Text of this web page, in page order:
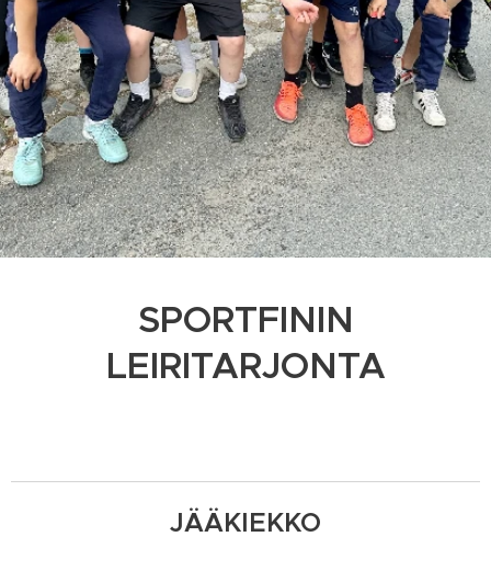
SPORTFININ
LEIRITARJONTA
JÄÄKIEKKO